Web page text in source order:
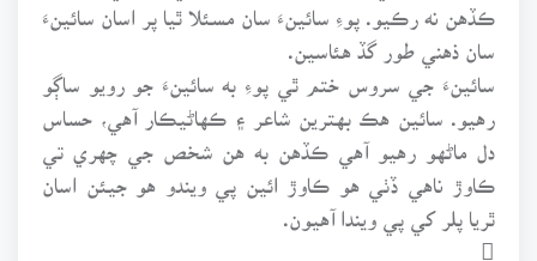
ڪڏهن نه رڪيو. پوءِ سائينءَ سان مسئلا ٿيا پر اسان سائينءَ
سان ذهني طور گڏ هئاسين.
سائينءَ جي سروس ختم ٿي پوءِ به سائينءَ جو رويو ساڳو
رهيو. سائين هڪ بهترين شاعر ۽ ڪهاڻيڪار آهي، حساس
دل ماڻهو رهيو آهي ڪڏهن به هن شخص جي چهري تي
ڪاوڙ ناهي ڏٺي هو ڪاوڙ ائين پي ويندو هو جيئن اسان
ٿريا پلر کي پي ويندا آهيون.
